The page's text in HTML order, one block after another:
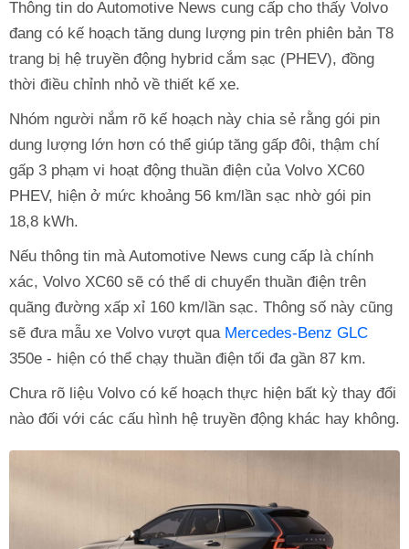
Thông tin do Automotive News cung cấp cho thấy Volvo
đang có kế hoạch tăng dung lượng pin trên phiên bản T8
trang bị hệ truyền động hybrid cắm sạc (PHEV), đồng
thời điều chỉnh nhỏ về thiết kế xe.
Nhóm người nắm rõ kế hoạch này chia sẻ rằng gói pin
dung lượng lớn hơn có thể giúp tăng gấp đôi, thậm chí
gấp 3 phạm vi hoạt động thuần điện của Volvo XC60
PHEV, hiện ở mức khoảng 56 km/lần sạc nhờ gói pin
18,8 kWh.
Nếu thông tin mà Automotive News cung cấp là chính
xác, Volvo XC60 sẽ có thể di chuyển thuần điện trên
quãng đường xấp xỉ 160 km/lần sạc. Thông số này cũng
sẽ đưa mẫu xe Volvo vượt qua Mercedes-Benz GLC
350e - hiện có thể chạy thuần điện tối đa gần 87 km.
Chưa rõ liệu Volvo có kế hoạch thực hiện bất kỳ thay đổi
nào đối với các cấu hình hệ truyền động khác hay không.